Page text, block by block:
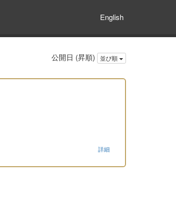
English
公開日 (昇順) 並び順
詳細